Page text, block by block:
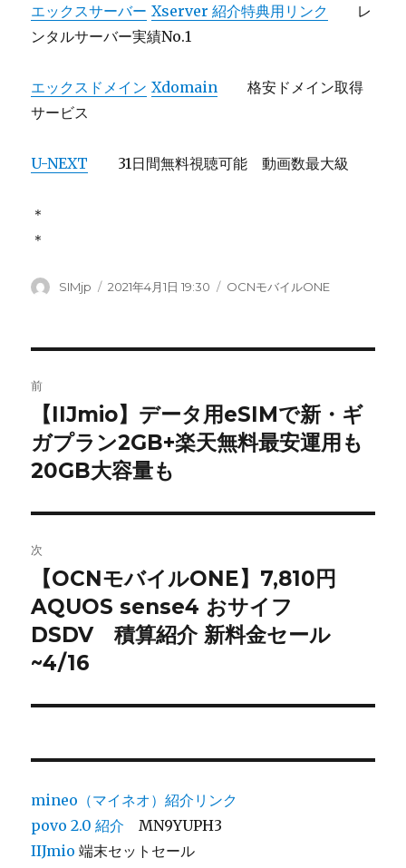
エックスサーバー Xserver 紹介特典用リンク
レ
ンタルサーバー実績No.1
エックスドメイン Xdomain 格安ドメイン取得
サービス
U-NEXT 31日間無料視聴可能 動画数最大級
＊
＊
投
SIMjp
投
2021年4月1日 19:30
カ
OCNモバイルONE
稿
ナ
ビ
ゲ
ー
シ
ョ
ン
前
の
投
【IIJmio】データ用eSIMで新・ギ
ガプラン2GB+楽天無料最安運用も
20GB大容量も
次
の
投
稿:
【OCNモバイルONE】7,810円
AQUOS sense4 おサイフ
DSDV 積算紹介 新料金セール
~4/16
mineo（マイネオ）紹介リンク
povo 2.0 紹介 MN9YUPH3
IIJmio 端末セットセール